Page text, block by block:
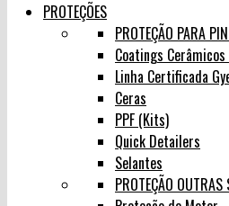
PROTEÇÕES
PROTEÇÃO PARA
Coatings
Linha Certificada
Ceras
PPF (Kits)
Quick Detailers
Selantes
PROTEÇÃO OUTRAS